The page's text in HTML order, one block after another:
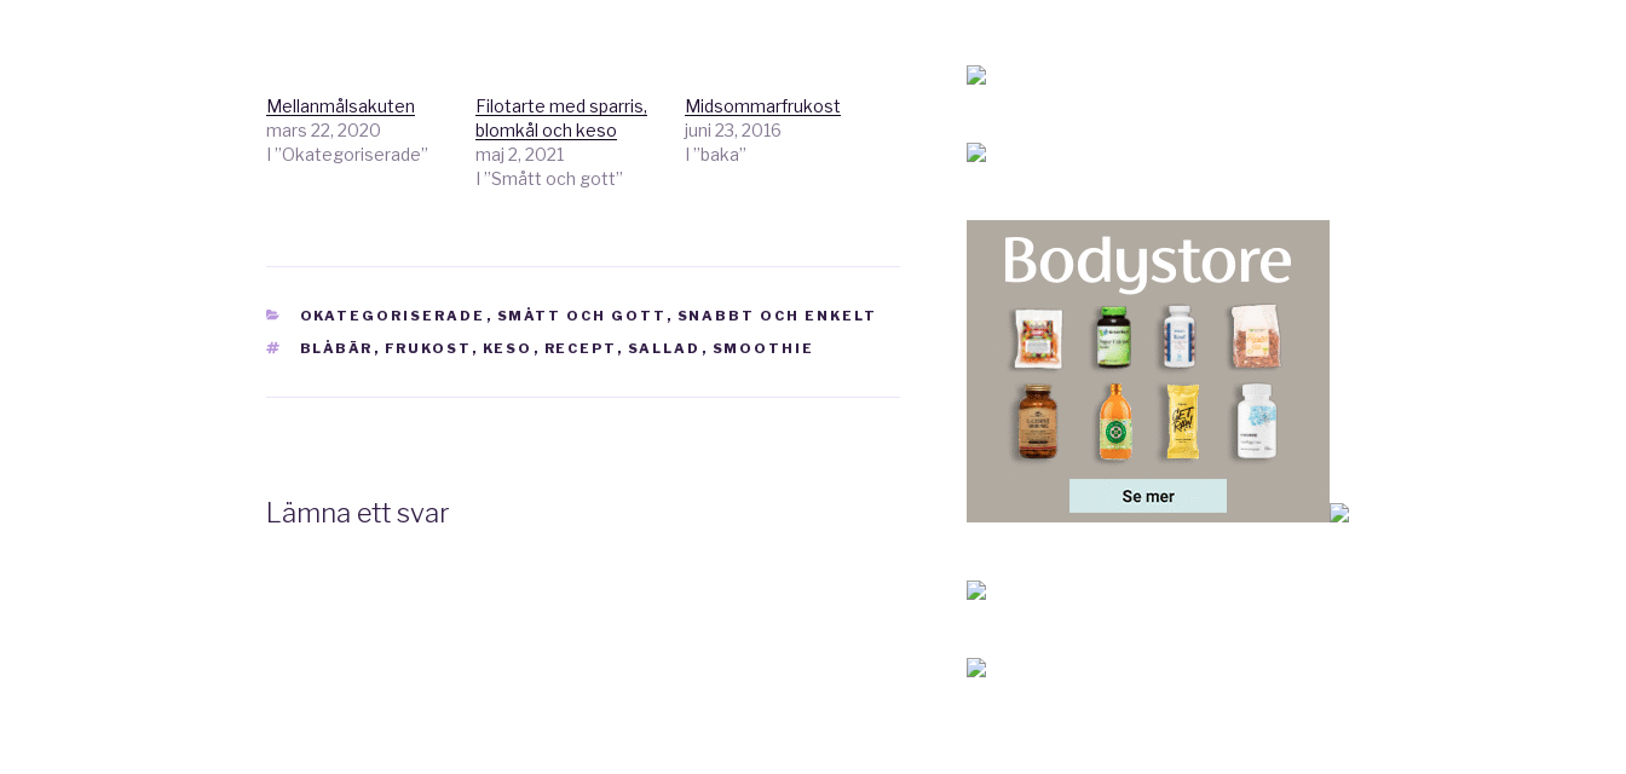
Mellanmålsakuten
mars 22, 2020
I ”Okategoriserade”
Filotarte med sparris,
blomkål och keso
maj 2, 2021
I ”Smått och gott”
Midsommarfrukost
juni 23, 2016
I ”baka”
KATEGORIER
OKATEGORISERADE , SMÅTT OCH GOTT , SNABBT OCH ENKELT
TAGGAR
BLÅBÄR , FRUKOST , KESO , RECEPT , SALLAD , SMOOTHIE
Lämna ett svar